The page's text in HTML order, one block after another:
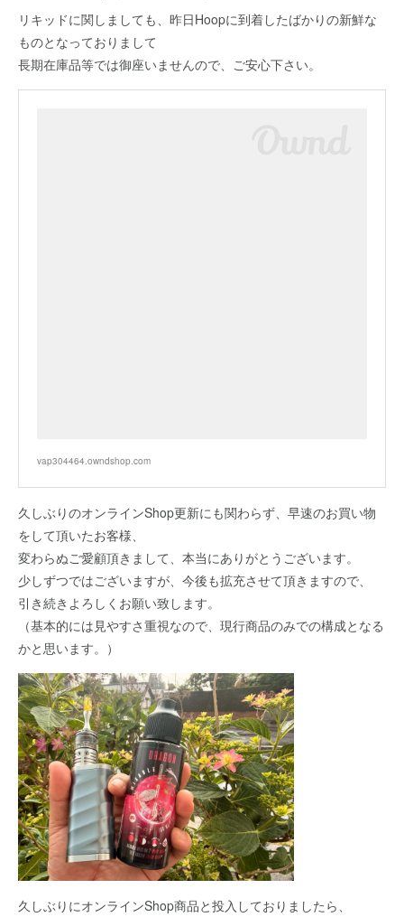
リキッドに関しましても、昨日Hoopに到着したばかりの新鮮な
ものとなっておりまして
長期在庫品等では御座いませんので、ご安心下さい。
vap304464.owndshop.com
久しぶりのオンラインShop更新にも関わらず、早速のお買い物
をして頂いたお客様、
変わらぬご愛顧頂きまして、本当にありがとうございます。
少しずつではございますが、今後も拡充させて頂きますので、
引き続きよろしくお願い致します。
（基本的には見やすさ重視なので、現行商品のみでの構成となる
かと思います。）
久しぶりにオンラインShop商品と投入しておりましたら、